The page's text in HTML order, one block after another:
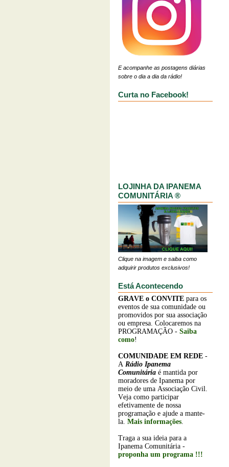
E acompanhe as postagens diárias
sobre o dia a dia da rádio!
Curta no Facebook!
LOJINHA DA IPANEMA
COMUNITÁRIA ®
Clique na imagem e saiba como
adquirir produtos exclusivos!
Está Acontecendo
GRAVE o CONVITE para os
eventos de sua comunidade ou
promovidos por sua associação
ou empresa. Colocaremos na
PROGRAMAÇÃO - Saiba
como!
COMUNIDADE EM REDE -
A Rádio Ipanema
Comunitária é mantida por
moradores de Ipanema por
meio de uma Associação Civil.
Veja como participar
efetivamente de nossa
programação e ajude a mante-
la. Mais informações.
Traga a sua ideia para a
Ipanema Comunitária -
proponha um programa !!!